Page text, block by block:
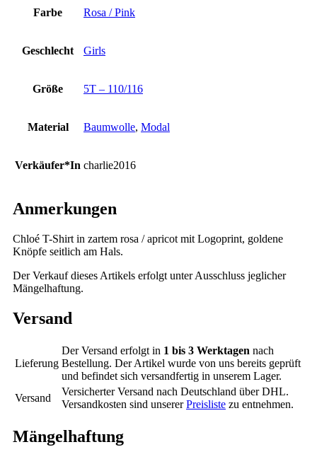
Farbe Rosa / Pink
Geschlecht Girls
Größe 5T – 110/116
Material Baumwolle, Modal
Verkäufer*In charlie2016
Anmerkungen
Chloé T-Shirt in zartem rosa / apricot mit Logoprint, goldene
Knöpfe seitlich am Hals.
Der Verkauf dieses Artikels erfolgt unter Ausschluss jeglicher
Mängelhaftung.
Versand
Lieferung
Der Versand erfolgt in 1 bis 3 Werktagen nach
Bestellung. Der Artikel wurde von uns bereits geprüft
und befindet sich versandfertig in unserem Lager.
Versand
Versicherter Versand nach Deutschland über DHL.
Versandkosten sind unsererPreisliste zu entnehmen.
Mängelhaftung